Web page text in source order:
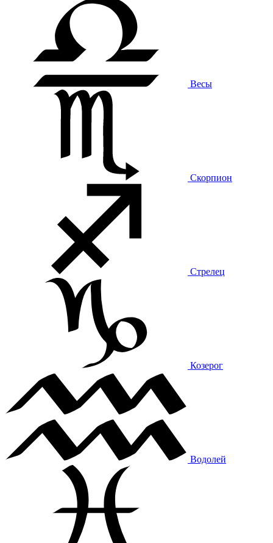
Весы
Скорпион
Стрелец
Козерог
Водолей